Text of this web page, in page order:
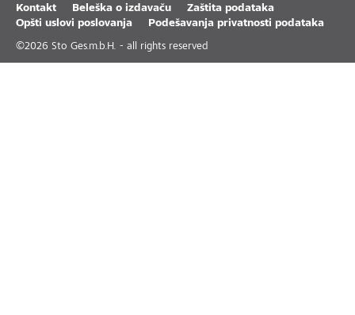
Kontakt Beleška o izdavaču
Zaštita podataka
Opšti uslovi poslovanja
Podešavanja privatnosti podataka
©2026 Sto Ges.m.b.H. - all rights reserved